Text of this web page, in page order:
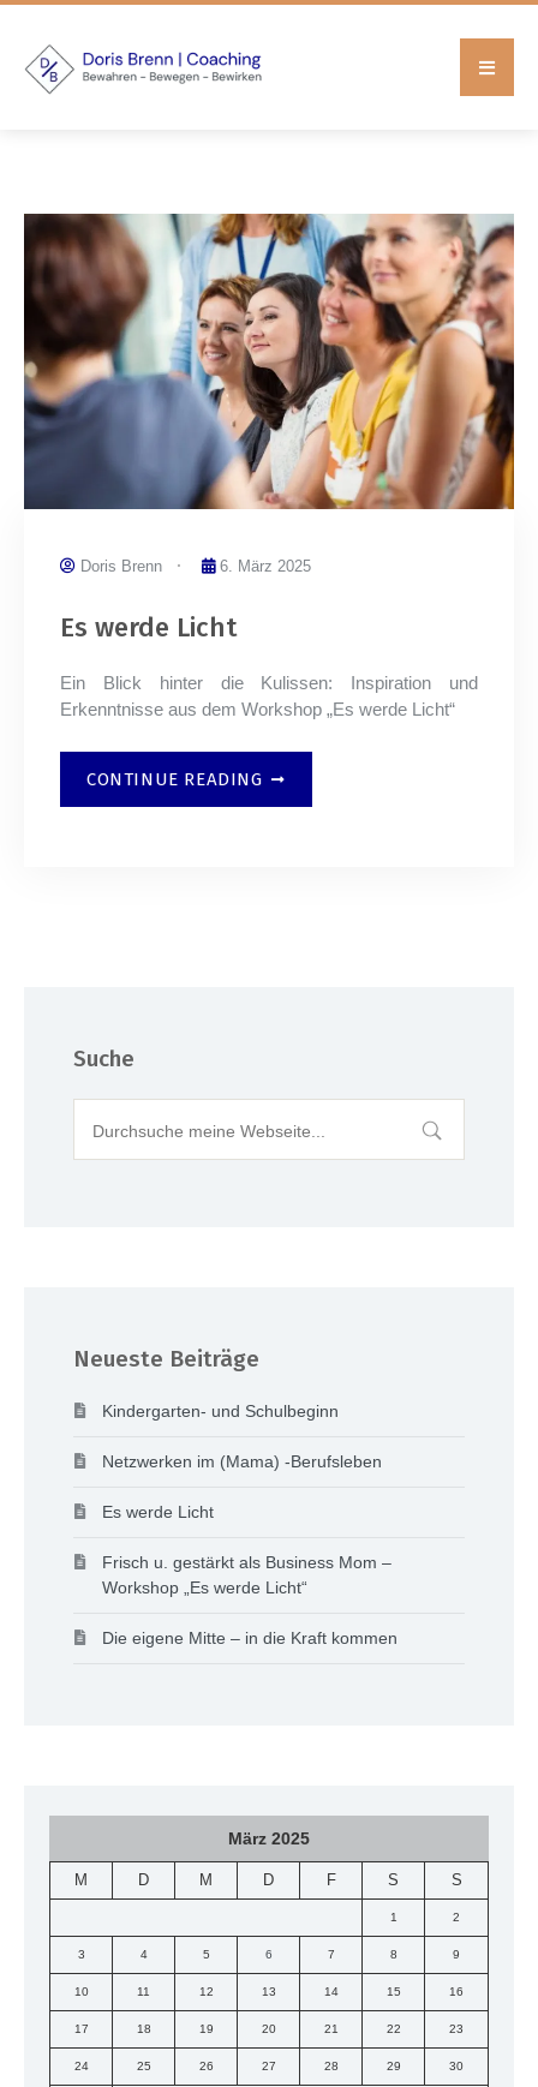
Doris Brenn 6. März 2025
Es werde Licht
Ein Blick hinter die Kulissen: Inspiration und
Erkenntnisse aus dem Workshop „Es werde Licht“
CONTINUE READING
Suche
Neueste Beiträge
Kindergarten- und Schulbeginn
Netzwerken im (Mama) -Berufsleben
Es werde Licht
Frisch u. gestärkt als Business Mom –
Workshop „Es werde Licht“
Die eigene Mitte – in die Kraft kommen
März 2025
M D M D F S S
1 2
3 4 5 6 7 8 9
10 11 12 13 14 15 16
17 18 19 20 21 22 23
24 25 26 27 28 29 30